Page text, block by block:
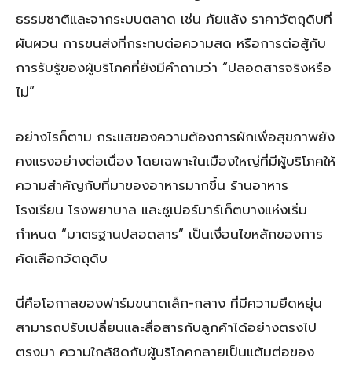
ธรรมชาติและจากระบบตลาด เช่น ภัยแล้ง ราคาวัตถุดิบที่
ผันผวน การขนส่งที่กระทบต่อความสด หรือการต่อสู้กับ
การรับรู้ของผู้บริโภคที่ยังมีคำถามว่า “ปลอดสารจริงหรือ
ไม่”
อย่างไรก็ตาม กระแสของความต้องการผักเพื่อสุขภาพยัง
คงแรงอย่างต่อเนื่อง โดยเฉพาะในเมืองใหญ่ที่มีผู้บริโภคให้
ความสำคัญกับที่มาของอาหารมากขึ้น ร้านอาหาร
โรงเรียน โรงพยาบาล และซูเปอร์มาร์เก็ตบางแห่งเริ่ม
กำหนด “มาตรฐานปลอดสาร” เป็นเงื่อนไขหลักของการ
คัดเลือกวัตถุดิบ
นี่คือโอกาสของฟาร์มขนาดเล็ก-กลาง ที่มีความยืดหยุ่น
สามารถปรับเปลี่ยนและสื่อสารกับลูกค้าได้อย่างตรงไป
ตรงมา ความใกล้ชิดกับผู้บริโภคกลายเป็นแต้มต่อของ